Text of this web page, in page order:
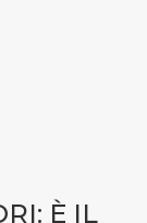
È IL